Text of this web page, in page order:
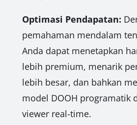
Optimasi Pendapatan:
pemahaman mendalam
Anda dapat menetapkan
lebih premium, menarik
lebih besar, dan bahkan
model DOOH programatik
viewer real-time.